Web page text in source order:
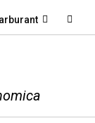
Le